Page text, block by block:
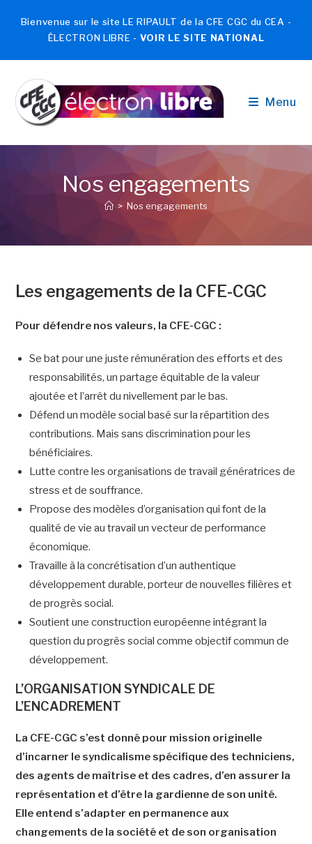
Bienvenue sur le site LE RIPAULT de la CFE CGC du CEA -
ÉLECTRON LIBRE - VOIR LE SITE NATIONAL
Menu
Nos engagements
> Nos engagements
Les engagements de la CFE-CGC
Pour défendre nos valeurs, la CFE-CGC :
Se bat pour une juste rémunération des efforts et des
responsabilités, un partage équitable de la valeur
ajoutée et l’arrêt du nivellement par le bas.
Défend un modèle social basé sur la répartition des
contributions. Mais sans discrimination pour les
bénéficiaires.
Lutte contre les organisations de travail génératrices de
stress et de souffrance.
Propose des modèles d’organisation qui font de la
qualité de vie au travail un vecteur de performance
économique.
Travaille à la concrétisation d’un authentique
développement durable, porteur de nouvelles filières et
de progrès social.
Soutient une construction européenne intégrant la
question du progrès social comme objectif commun de
développement.
L’ORGANISATION SYNDICALE DE
L’ENCADREMENT
La CFE-CGC s’est donné pour mission originelle
d’incarner le syndicalisme spécifique des techniciens,
des agents de maîtrise et des cadres, d’en assurer la
représentation et d’être la gardienne de son unité.
Elle entend s’adapter en permanence aux
changements de la société et de son organisation